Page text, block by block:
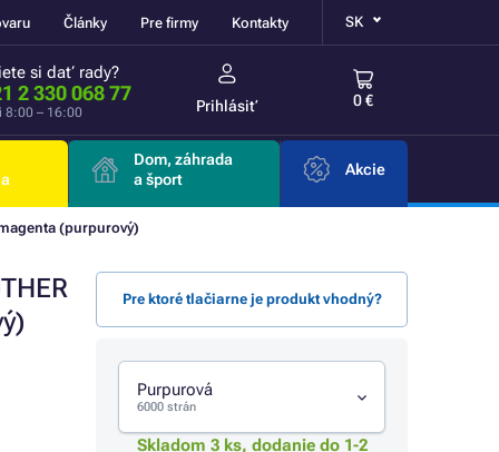
Články Pre firmy Kontakty SK
si dať rady?
2 330 068 77
8:00 – 16:00 Prihlásiť 0 €
Dom, záhrada
a šport
Akcie
(purpurový)
Pre ktoré tlačiarne je produkt vhodný?
Purpurová
6000 strán
Skladom 3 ks, dodanie do 1-2